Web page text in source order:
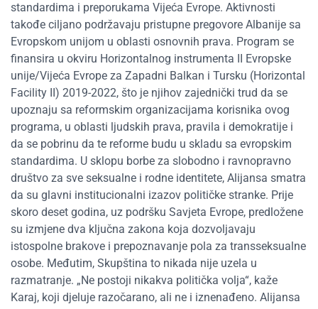
standardima i preporukama Vijeća Evrope. Aktivnosti
takođe ciljano podržavaju pristupne pregovore Albanije sa
Evropskom unijom u oblasti osnovnih prava. Program se
finansira u okviru Horizontalnog instrumenta II Evropske
unije/Vijeća Evrope za Zapadni Balkan i Tursku (Horizontal
Facility II) 2019-2022, što je njihov zajednički trud da se
upoznaju sa reformskim organizacijama korisnika ovog
programa, u oblasti ljudskih prava, pravila i demokratije i
da se pobrinu da te reforme budu u skladu sa evropskim
standardima. U sklopu borbe za slobodno i ravnopravno
društvo za sve seksualne i rodne identitete, Alijansa smatra
da su glavni institucionalni izazov političke stranke. Prije
skoro deset godina, uz podršku Savjeta Evrope, predložene
su izmjene dva ključna zakona koja dozvoljavaju
istospolne brakove i prepoznavanje pola za transseksualne
osobe. Međutim, Skupština to nikada nije uzela u
razmatranje. „Ne postoji nikakva politička volja“, kaže
Karaj, koji djeluje razočarano, ali ne i iznenađeno. Alijansa